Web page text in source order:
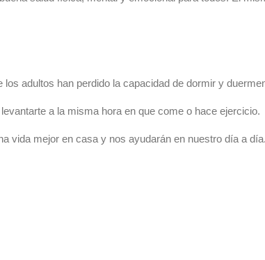
adultos han perdido la capacidad de dormir y
a la misma hora en que come o hace ejercicio.
mejor en casa y nos ayudarán en nuestro día a